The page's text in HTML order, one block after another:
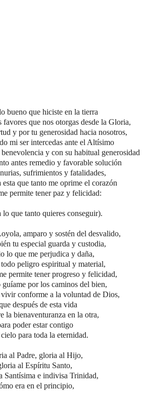
bueno que hiciste en la tierra
favores que nos otorgas desde la Gloria,
y por tu generosidad hacia nosotros,
mi ser intercedas ante el Altísimo
y con su habitual generosidad
antes remedio y favorable solución
sufrimientos y fatalidades,
esta que tanto me oprime el corazón
permite tener paz y felicidad:
lo que tanto quieres conseguir).
amparo y sostén del desvalido,
tu especial guarda y custodia,
lo que me perjudica y daña,
peligro espiritual y material,
permite tener progreso y felicidad,
guíame por los caminos del bien,
vivir conforme a la voluntad de Dios,
después de esta vida
la bienaventuranza en la otra,
poder estar contigo
para toda la eternidad.
al Padre, gloria al Hijo,
al Espíritu Santo,
Santísima e indivisa Trinidad,
era en el principio,